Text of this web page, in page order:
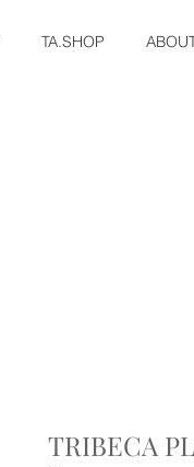
TA.SHOP
TRIBECA